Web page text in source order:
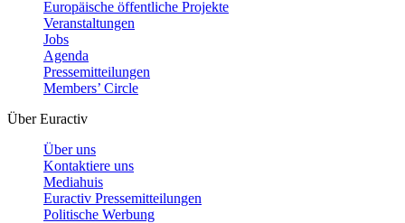
Europäische öffentliche Projekte
Veranstaltungen
Jobs
Agenda
Pressemitteilungen
Members’ Circle
Über Euractiv
Über uns
Kontaktiere uns
Mediahuis
Euractiv Pressemitteilungen
Politische Werbung